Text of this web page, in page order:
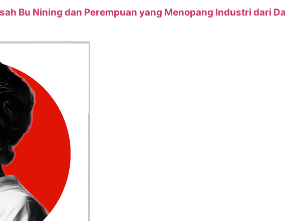
Bu Nining dan Perempuan yang Menopang Industri dari